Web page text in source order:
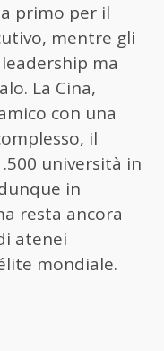
primo per il
mentre gli
ma
La Cina,
con una
il
università in
in
resta ancora
atenei
mondiale.